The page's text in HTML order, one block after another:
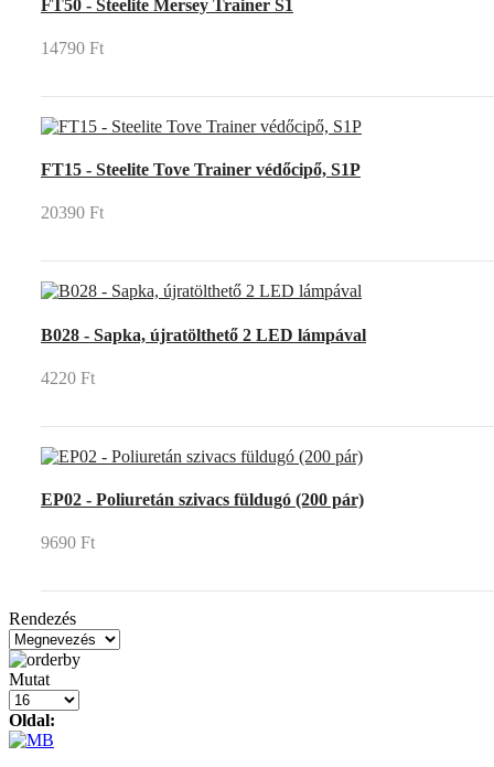
FT50 - Steelite Mersey Trainer S1
14790 Ft
FT15 - Steelite Tove Trainer védőcipő, S1P
20390 Ft
B028 - Sapka, újratölthető 2 LED lámpával
4220 Ft
EP02 - Poliuretán szivacs füldugó (200 pár)
9690 Ft
Rendezés
Mutat
Oldal: